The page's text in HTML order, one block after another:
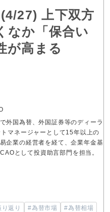
27) 上下双方
なか「保合い
が高まる
外国為替、外国証券等のディーラ
マネージャーとして15年以上の
企業の経営者を経て、企業年金基
として投資助言部門を担当。
返り #為替市場
#為替相場